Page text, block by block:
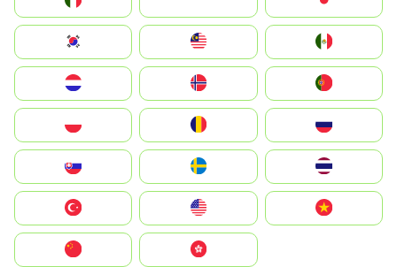
South Korea
United States
中國香港特別行政區